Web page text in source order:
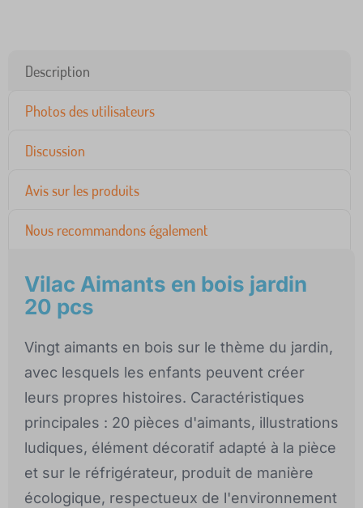
Description
Photos des utilisateurs
Discussion
Avis sur les produits
Nous recommandons également
Vilac Aimants en bois jardin
20 pcs
Vingt aimants en bois sur le thème du jardin,
avec lesquels les enfants peuvent créer
leurs propres histoires. Caractéristiques
principales : 20 pièces d'aimants, illustrations
ludiques, élément décoratif adapté à la pièce
et sur le réfrigérateur, produit de manière
écologique, respectueux de l'environnement